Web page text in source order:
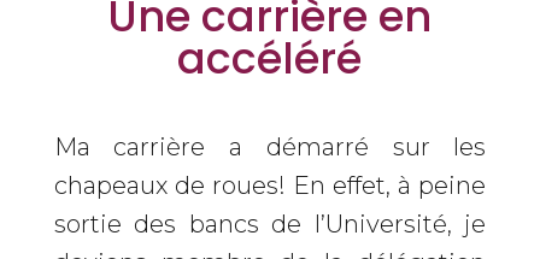
Une carrière en
accéléré
Ma carrière a démarré sur les
chapeaux de roues! En effet, à peine
sortie des bancs de l’Université, je